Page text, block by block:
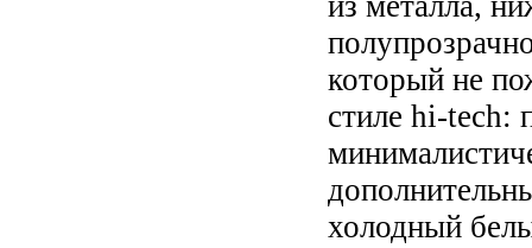
который не
стиле hi-tech:
холодный